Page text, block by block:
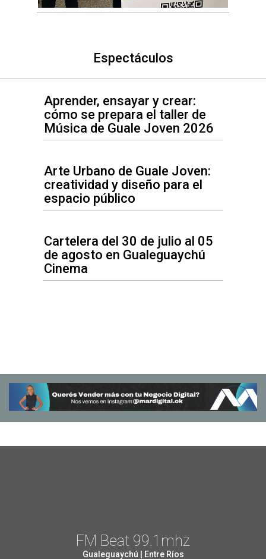
Espectáculos
Aprender, ensayar y crear:
cómo se prepara el taller de
Música de Guale Joven 2026
Arte Urbano de Guale Joven:
creatividad y diseño para el
espacio público
Cartelera del 30 de julio al 05
de agosto en Gualeguaychú
Cinema
FM Beat 99.1mhz
Gualeguaychú | Entre Ríos